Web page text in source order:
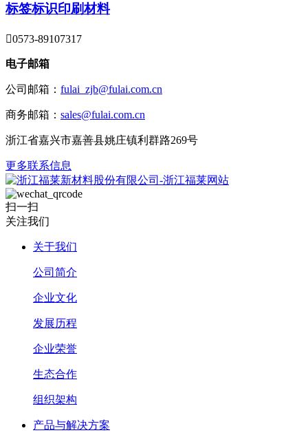
标签标识印刷材料
0573-89107317
电子邮箱
公司邮箱： fulai_zjb@fulai.com.cn
商务邮箱： sales@fulai.com.cn
浙江省嘉兴市嘉善县姚庄镇利群路269号
更多联系信息
扫一扫
关注我们
关于我们
公司简介
企业文化
发展历程
企业荣誉
生态合作
组织架构
产品与解决方案